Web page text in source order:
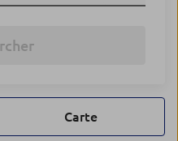
Carte